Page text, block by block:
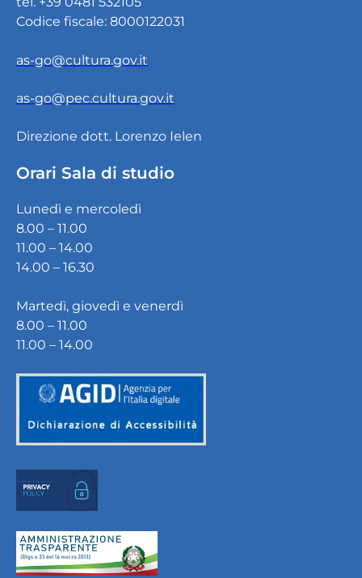
Codice fiscale: 8000122031
as-go@cultura.gov.it
as-go@pec.cultura.gov.it
Direzione dott. Lorenzo Ielen
Orari Sala di studio
Lunedì e mercoledì
8.00 – 11.00
11.00 – 14.00
14.00 – 16.30
Martedì, giovedì e venerdì
8.00 – 11.00
11.00 – 14.00